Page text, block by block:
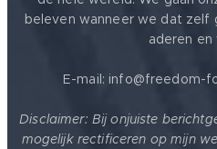
beleven wanneer we dat zelf
aderen en
E-mail: info@freedom-
Disclaimer: Bij onjuiste
mogelijk rectificeren op mijn